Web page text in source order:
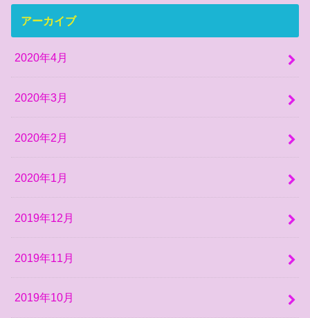
アーカイブ
2020年4月
2020年3月
2020年2月
2020年1月
2019年12月
2019年11月
2019年10月